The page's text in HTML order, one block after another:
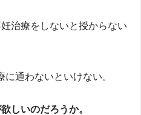
治療をしないと授からない
通わないといけない。
しいのだろうか。